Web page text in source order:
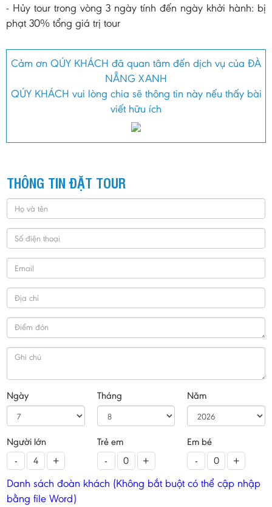
- Hủy tour trong vòng 3 ngày tính đến ngày khởi hành: bị
phạt 30% tổng giá trị tour
Cảm ơn QÚY KHÁCH đã quan tâm đến dịch vụ của ĐÀ
NẴNG XANH
QÚY KHÁCH vui lòng chia sẽ thông tin này nếu thấy bài
viết hữu ích
THÔNG TIN ĐẶT TOUR
Ngày Tháng Năm
Người lớn
+
-
Trẻ em
+
-
Em bé
+
-
Danh sách đoàn khách (Không bắt buột có thể cập nhập
bằng file Word)